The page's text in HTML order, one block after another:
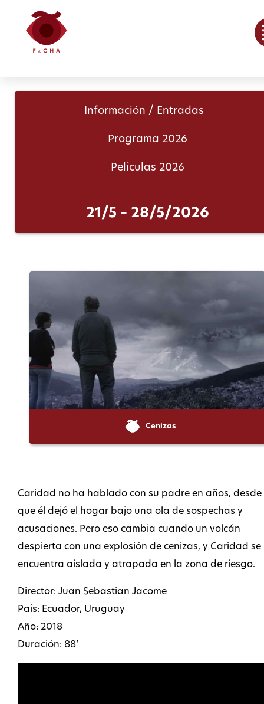
Información / Entradas
Programa 2026
Películas 2026
21/5 – 28/5/2026
Cenizas
Caridad no ha hablado con su padre en años, desde
que él dejó el hogar bajo una ola de sospechas y
acusaciones. Pero eso cambia cuando un volcán
despierta con una explosión de cenizas, y Caridad se
encuentra aislada y atrapada en la zona de riesgo.
Director: Juan Sebastian Jacome
País: Ecuador, Uruguay
Año: 2018
Duración: 88’